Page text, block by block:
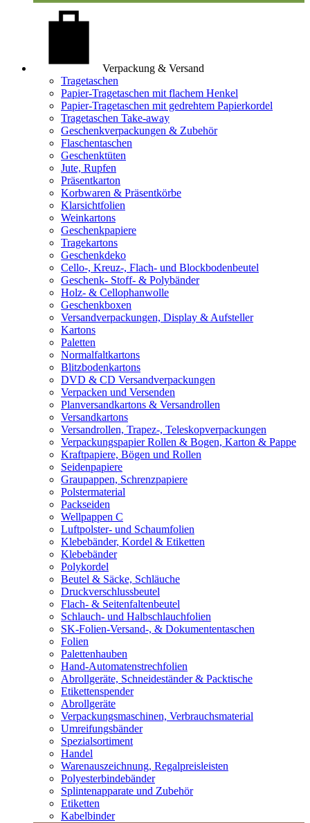
Verpackung & Versand
Tragetaschen
Papier-Tragetaschen mit flachem Henkel
Papier-Tragetaschen mit gedrehtem Papierkordel
Tragetaschen Take-away
Geschenkverpackungen & Zubehör
Flaschentaschen
Geschenktüten
Jute, Rupfen
Präsentkarton
Korbwaren & Präsentkörbe
Klarsichtfolien
Weinkartons
Geschenkpapiere
Tragekartons
Geschenkdeko
Cello-, Kreuz-, Flach- und Blockbodenbeutel
Geschenk- Stoff- & Polybänder
Holz- & Cellophanwolle
Geschenkboxen
Versandverpackungen, Display & Aufsteller
Kartons
Paletten
Normalfaltkartons
Blitzbodenkartons
DVD & CD Versandverpackungen
Verpacken und Versenden
Planversandkartons & Versandrollen
Versandkartons
Versandrollen, Trapez-, Teleskopverpackungen
Verpackungspapier Rollen & Bogen, Karton & Pappe
Kraftpapiere, Bögen und Rollen
Seidenpapiere
Graupappen, Schrenzpapiere
Polstermaterial
Packseiden
Wellpappen C
Luftpolster- und Schaumfolien
Klebebänder, Kordel & Etiketten
Klebebänder
Polykordel
Beutel & Säcke, Schläuche
Druckverschlussbeutel
Flach- & Seitenfaltenbeutel
Schlauch- und Halbschlauchfolien
SK-Folien-Versand-, & Dokumententaschen
Folien
Palettenhauben
Hand-Automatenstrechfolien
Abrollgeräte, Schneideständer & Packtische
Etikettenspender
Abrollgeräte
Verpackungsmaschinen, Verbrauchsmaterial
Umreifungsbänder
Spezialsortiment
Handel
Warenauszeichnung, Regalpreisleisten
Polyesterbindebänder
Splintenapparate und Zubehör
Etiketten
Kabelbinder